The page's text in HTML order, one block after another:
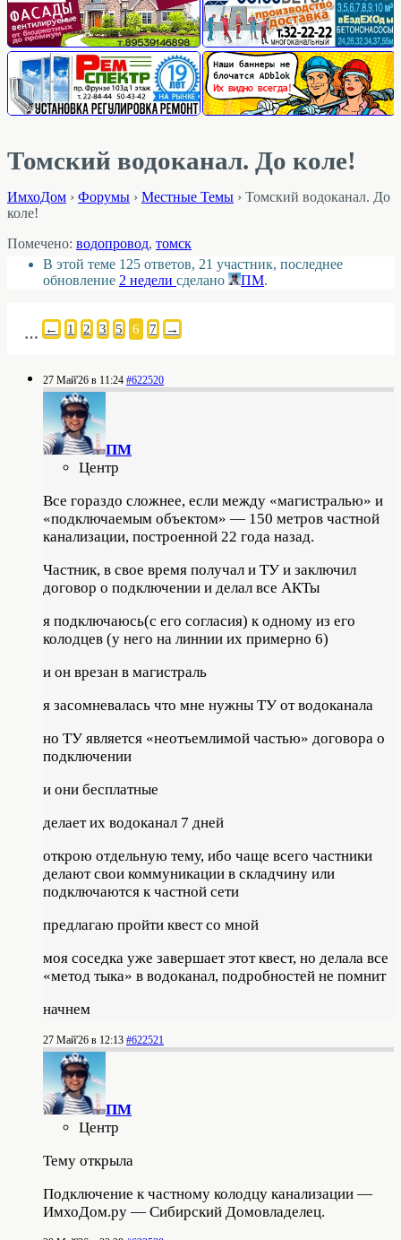
Томский водоканал. До коле!
ИмхоДом › Форумы › Местные Темы › Томский водоканал. До
коле!
Помечено: водопровод, томск
В этой теме 125 ответов, 21 участник, последнее
обновление 2 недели сделано ПМ.
← 1 2 3
… 5 6 7 →
27 Май'26 в 11:24 #622520
ПМ
Центр
Все гораздо сложнее, если между «магистралью» и
«подключаемым объектом» — 150 метров частной
канализации, построенной 22 года назад.
Частник, в свое время получал и ТУ и заключил
договор о подключении и делал все АКТы
я подключаюсь(с его согласия) к одному из его
колодцев (у него на линнии их примерно 6)
и он врезан в магистраль
я засомневалась что мне нужны ТУ от водоканала
но ТУ является «неотъемлимой частью» договора о
подключении
и они бесплатные
делает их водоканал 7 дней
открою отдельную тему, ибо чаще всего частники
делают свои коммуникации в складчину или
подключаются к частной сети
предлагаю пройти квест со мной
моя соседка уже завершает этот квест, но делала все
«метод тыка» в водоканал, подробностей не помнит
начнем
27 Май'26 в 12:13 #622521
ПМ
Центр
Тему открыла
Подключение к частному колодцу канализации —
ИмхоДом.ру — Сибирский Домовладелец.